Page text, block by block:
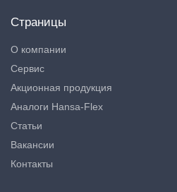
Страницы
О компании
Сервис
Акционная продукция
Аналоги Hansa-Flex
Статьи
Вакансии
Контакты